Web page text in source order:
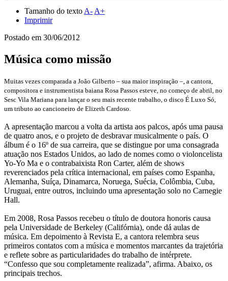
Tamanho do texto A- A+
Imprimir
Postado em 30/06/2012
Música como missão
Muitas vezes comparada a João Gilberto – sua maior inspiração –, a cantora,
compositora e instrumentista baiana Rosa Passos esteve, no começo de abril, no
Sesc Vila Mariana para lançar o seu mais recente trabalho, o disco É Luxo Só,
um tributo ao cancioneiro de Elizeth Cardoso.
A apresentação marcou a volta da artista aos palcos, após uma pausa
de quatro anos, e o projeto de desbravar musicalmente o país. O
álbum é o 16º de sua carreira, que se distingue por uma consagrada
atuação nos Estados Unidos, ao lado de nomes como o violoncelista
Yo-Yo Ma e o contrabaixista Ron Carter, além de shows
reverenciados pela crítica internacional, em países como Espanha,
Alemanha, Suíça, Dinamarca, Noruega, Suécia, Colômbia, Cuba,
Uruguai, entre outros, incluindo uma apresentação solo no Carnegie
Hall.
Em 2008, Rosa Passos recebeu o título de doutora honoris causa
pela Universidade de Berkeley (Califórnia), onde dá aulas de
música. Em depoimento à Revista E, a cantora relembra seus
primeiros contatos com a música e momentos marcantes da trajetória
e reflete sobre as particularidades do trabalho de intérprete.
“Confesso que sou completamente realizada”, afirma. Abaixo, os
principais trechos.